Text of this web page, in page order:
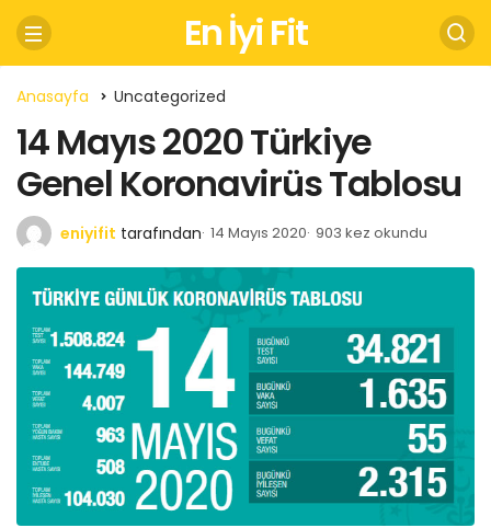
En İyi Fit
Anasayfa Uncategorized
14 Mayıs 2020 Türkiye
Genel Koronavirüs Tablosu
eniyifit tarafından 14 Mayıs 2020 903 kez okundu